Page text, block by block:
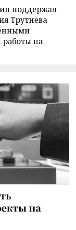
поддержал
Трутнева
на
на